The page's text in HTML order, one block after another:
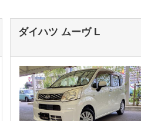
ダイハツ ムーヴ L